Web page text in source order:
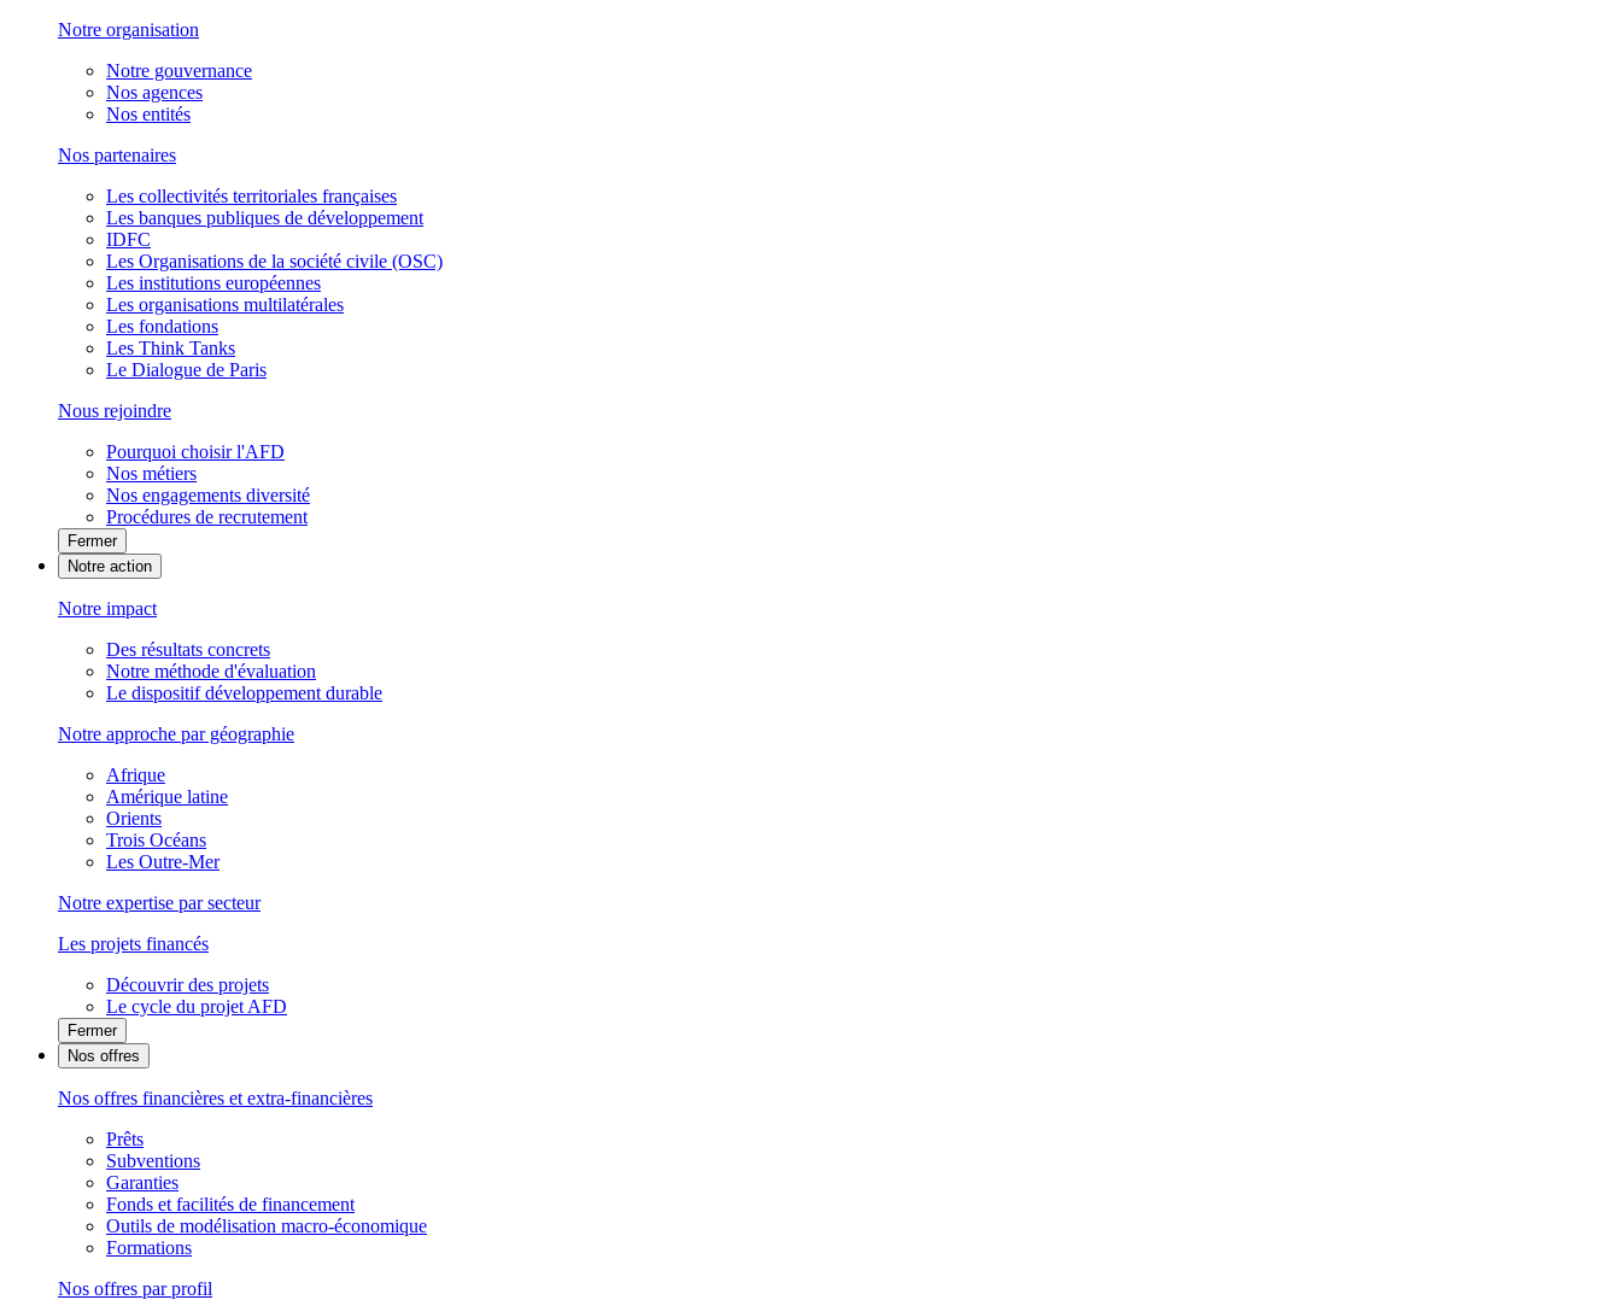
Notre organisation
Notre gouvernance
Nos agences
Nos entités
Nos partenaires
Les collectivités territoriales françaises
Les banques publiques de développement
IDFC
Les Organisations de la société civile (OSC)
Les institutions européennes
Les organisations multilatérales
Les fondations
Les Think Tanks
Le Dialogue de Paris
Nous rejoindre
Pourquoi choisir l'AFD
Nos métiers
Nos engagements diversité
Procédures de recrutement
Fermer
Notre action
Notre impact
Des résultats concrets
Notre méthode d'évaluation
Le dispositif développement durable
Notre approche par géographie
Afrique
Amérique latine
Orients
Trois Océans
Les Outre-Mer
Notre expertise par secteur
Les projets financés
Découvrir des projets
Le cycle du projet AFD
Fermer
Nos offres
Nos offres financières et extra-financières
Prêts
Subventions
Garanties
Fonds et facilités de financement
Outils de modélisation macro-économique
Formations
Nos offres par profil